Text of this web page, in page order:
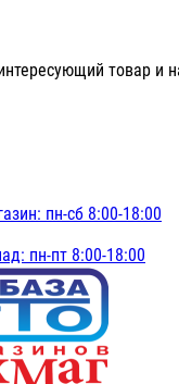
товар и
пн-сб 8:00-18:00
пн-пт 8:00-18:00